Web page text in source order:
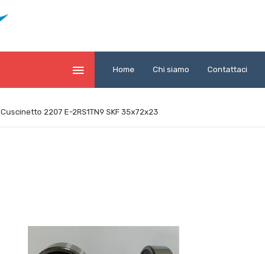
 Home Chi siamo Contattaci
Cuscinetto 2207 E-2RS1TN9 SKF 35x72x23